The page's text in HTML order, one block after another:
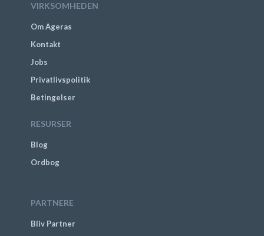
VIRKSOMHEDEN
Om Ageras
Kontakt
Jobs
Privatlivspolitik
Betingelser
RESURSER
Blog
Ordbog
PARTNERE
Bliv Partner